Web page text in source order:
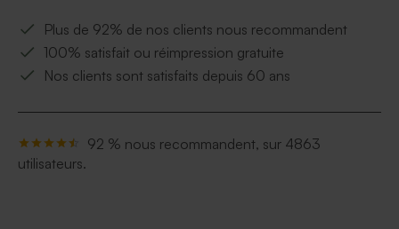
Plus de 92% de nos clients nous recommandent
100% satisfait ou réimpression gratuite
Nos clients sont satisfaits depuis 60 ans
92 % nous recommandent, sur 4863
utilisateurs.